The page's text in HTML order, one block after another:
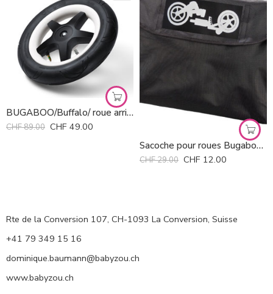
BUGABOO/Buffalo/ roue arrière
CHF89.00 CHF 49.00
Sacoche pour roues Bugaboo *
CHF29.00 CHF 12.00
Rte de la Conversion 107, CH-1093 La Conversion, Suisse
+41 79 349 15 16
dominique.baumann@babyzou.ch
www.babyzou.ch